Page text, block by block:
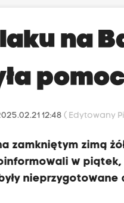
na
pomoc
12:48( Edytowany
zamkniętym zimą
w